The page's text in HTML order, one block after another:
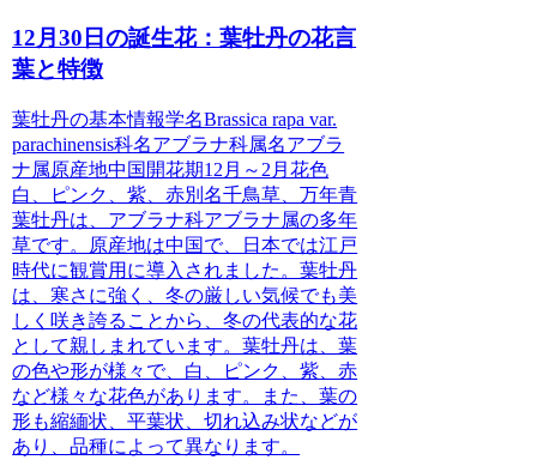
12月30日の誕生花：葉牡丹の花言
葉と特徴
葉牡丹の基本情報学名Brassica rapa var.
parachinensis科名アブラナ科属名アブラ
ナ属原産地中国開花期12月～2月花色
白、ピンク、紫、赤別名千鳥草、万年青
葉牡丹は、アブラナ科アブラナ属の多年
草です。原産地は中国で、日本では江戸
時代に観賞用に導入されました。葉牡丹
は、寒さに強く、冬の厳しい気候でも美
しく咲き誇ることから、冬の代表的な花
として親しまれています。葉牡丹は、葉
の色や形が様々で、白、ピンク、紫、赤
など様々な花色があります。また、葉の
形も縮緬状、平葉状、切れ込み状などが
あり、品種によって異なります。